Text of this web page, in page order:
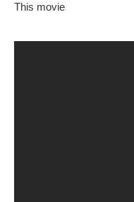
This movie